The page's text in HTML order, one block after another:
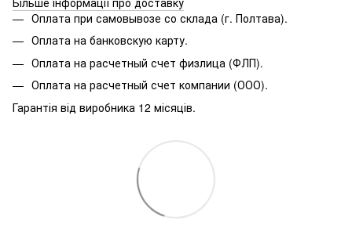
Оплата при самовывозе со склада (г. Полтава).
Оплата на банковскую карту.
Оплата на расчетный счет физлица (ФЛП).
Оплата на расчетный счет компании (ООО).
Гарантія від виробника 12 місяців.